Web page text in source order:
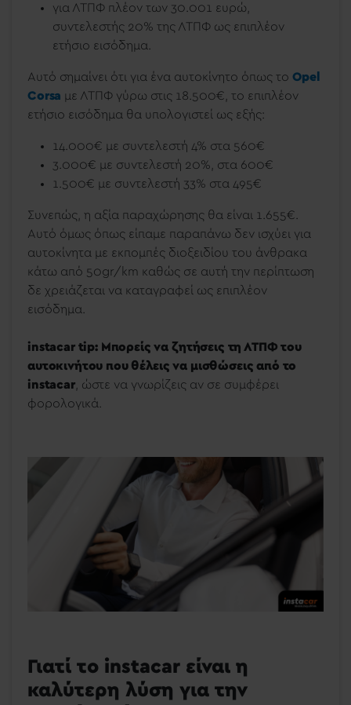
για ΛΤΠΦ πλέον των 30.001 ευρώ,
συντελεστής 20% της ΛΤΠΦ ως επιπλέον
ετήσιο εισόδημα.
Αυτό σημαίνει ότι για ένα αυτοκίνητο όπως το Opel
Corsa με ΛΤΠΦ γύρω στις 18.500€, το επιπλέον
ετήσιο εισόδημα θα υπολογιστεί ως εξής:
14.000€ με συντελεστή 4% στα 560€
3.000€ με συντελεστή 20%, στα 600€
1.500€ με συντελεστή 33% στα 495€
Συνεπώς, η αξία παραχώρησης θα είναι 1.655€.
Αυτό όμως όπως είπαμε παραπάνω δεν ισχύει για
αυτοκίνητα με εκπομπές διοξειδίου του άνθρακα
κάτω από 50gr/km καθώς σε αυτή την περίπτωση
δε χρειάζεται να καταγραφεί ως επιπλέον
εισόδημα.
instacar tip: Μπορείς να ζητήσεις τη ΛΤΠΦ του
αυτοκινήτου που θέλεις να μισθώσεις από το
instacar, ώστε να γνωρίζεις αν σε συμφέρει
φορολογικά.
Γιατί το instacar είναι η
καλύτερη λύση για την